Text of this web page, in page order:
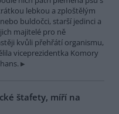
lebkou a zploštělým
buldočci, starší jedinci a
majitelé pro ně
kvůli přehřátí organismu,
viceprezidentka Komory
štafety, míří na